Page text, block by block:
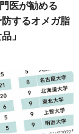
医が勧める
防するオメガ脂
」